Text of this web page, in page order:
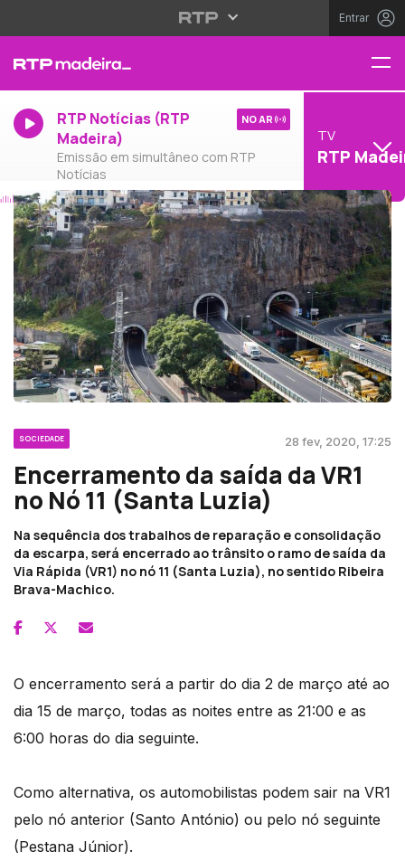
Entrar
RTP Notícias (RTP
Madeira)
Emissão em simultâneo com RTP
Notícias
NO AR
TV
RTP
SOCIEDADE 28 fev, 2020, 17:25
Encerramento da saída da VR1
no Nó 11 (Santa Luzia)
Na sequência dos trabalhos de reparação e consolidação
da escarpa, será encerrado ao trânsito o ramo de saída da
Via Rápida (VR1) no nó 11 (Santa Luzia), no sentido Ribeira
Brava-Machico.
O encerramento será a partir do dia 2 de março até ao
dia 15 de março, todas as noites entre as 21:00 e as
6:00 horas do dia seguinte.
Como alternativa, os automobilistas podem sair na VR1
pelo nó anterior (Santo António) ou pelo nó seguinte
(Pestana Júnior).